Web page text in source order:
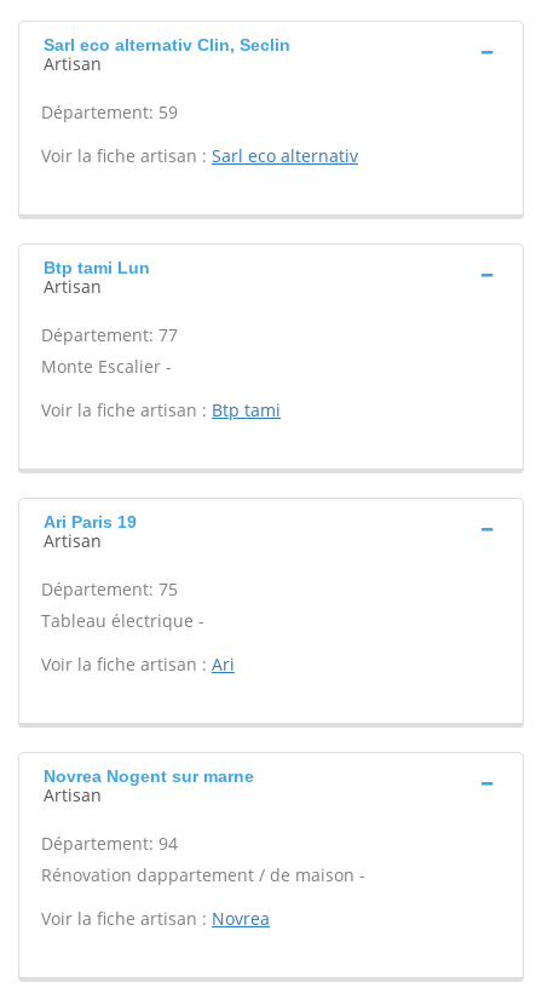
Sarl eco alternativ Clin, Seclin
Artisan
Département: 59
Voir la fiche artisan : Sarl eco alternativ
Btp tami Lun
Artisan
Département: 77
Monte Escalier -
Voir la fiche artisan : Btp tami
Ari Paris 19
Artisan
Département: 75
Tableau électrique -
Voir la fiche artisan : Ari
Novrea Nogent sur marne
Artisan
Département: 94
Rénovation dappartement / de maison -
Voir la fiche artisan : Novrea